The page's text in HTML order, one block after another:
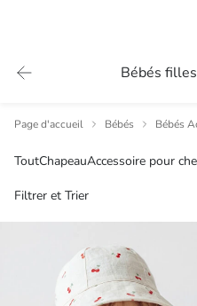
Bébés
Page d'accueil Bébés Bébés
ToutChapeauAccessoire pour
Filtrer et Trier